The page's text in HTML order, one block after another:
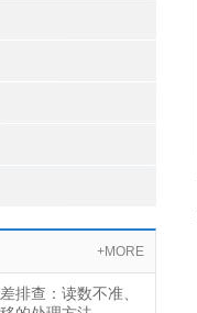
+MORE
排查：读数不准、